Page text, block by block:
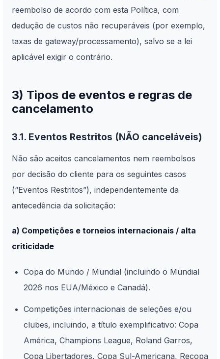
reembolso de acordo com esta Política, com
dedução de custos não recuperáveis (por exemplo,
taxas de gateway/processamento), salvo se a lei
aplicável exigir o contrário.
3) Tipos de eventos e regras de
cancelamento
3.1. Eventos Restritos (NÃO canceláveis)
Não são aceitos cancelamentos nem reembolsos
por decisão do cliente para os seguintes casos
(“Eventos Restritos”), independentemente da
antecedência da solicitação:
a) Competições e torneios internacionais / alta
criticidade
Copa do Mundo / Mundial (incluindo o Mundial
2026 nos EUA/México e Canadá).
Competições internacionais de seleções e/ou
clubes, incluindo, a título exemplificativo: Copa
América, Champions League, Roland Garros,
Copa Libertadores, Copa Sul-Americana, Recopa